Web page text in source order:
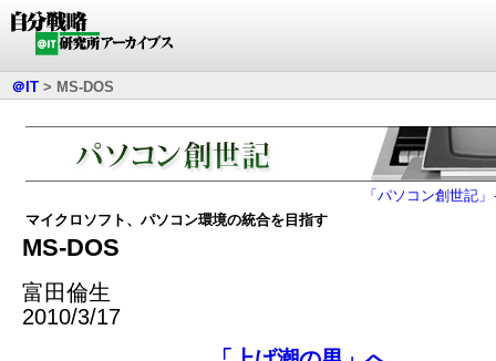
＠IT > MS-DOS
「パソコン創世記
マイクロソフト、パソコン環境の統合を目指す
MS-DOS
富田倫生
2010/3/17